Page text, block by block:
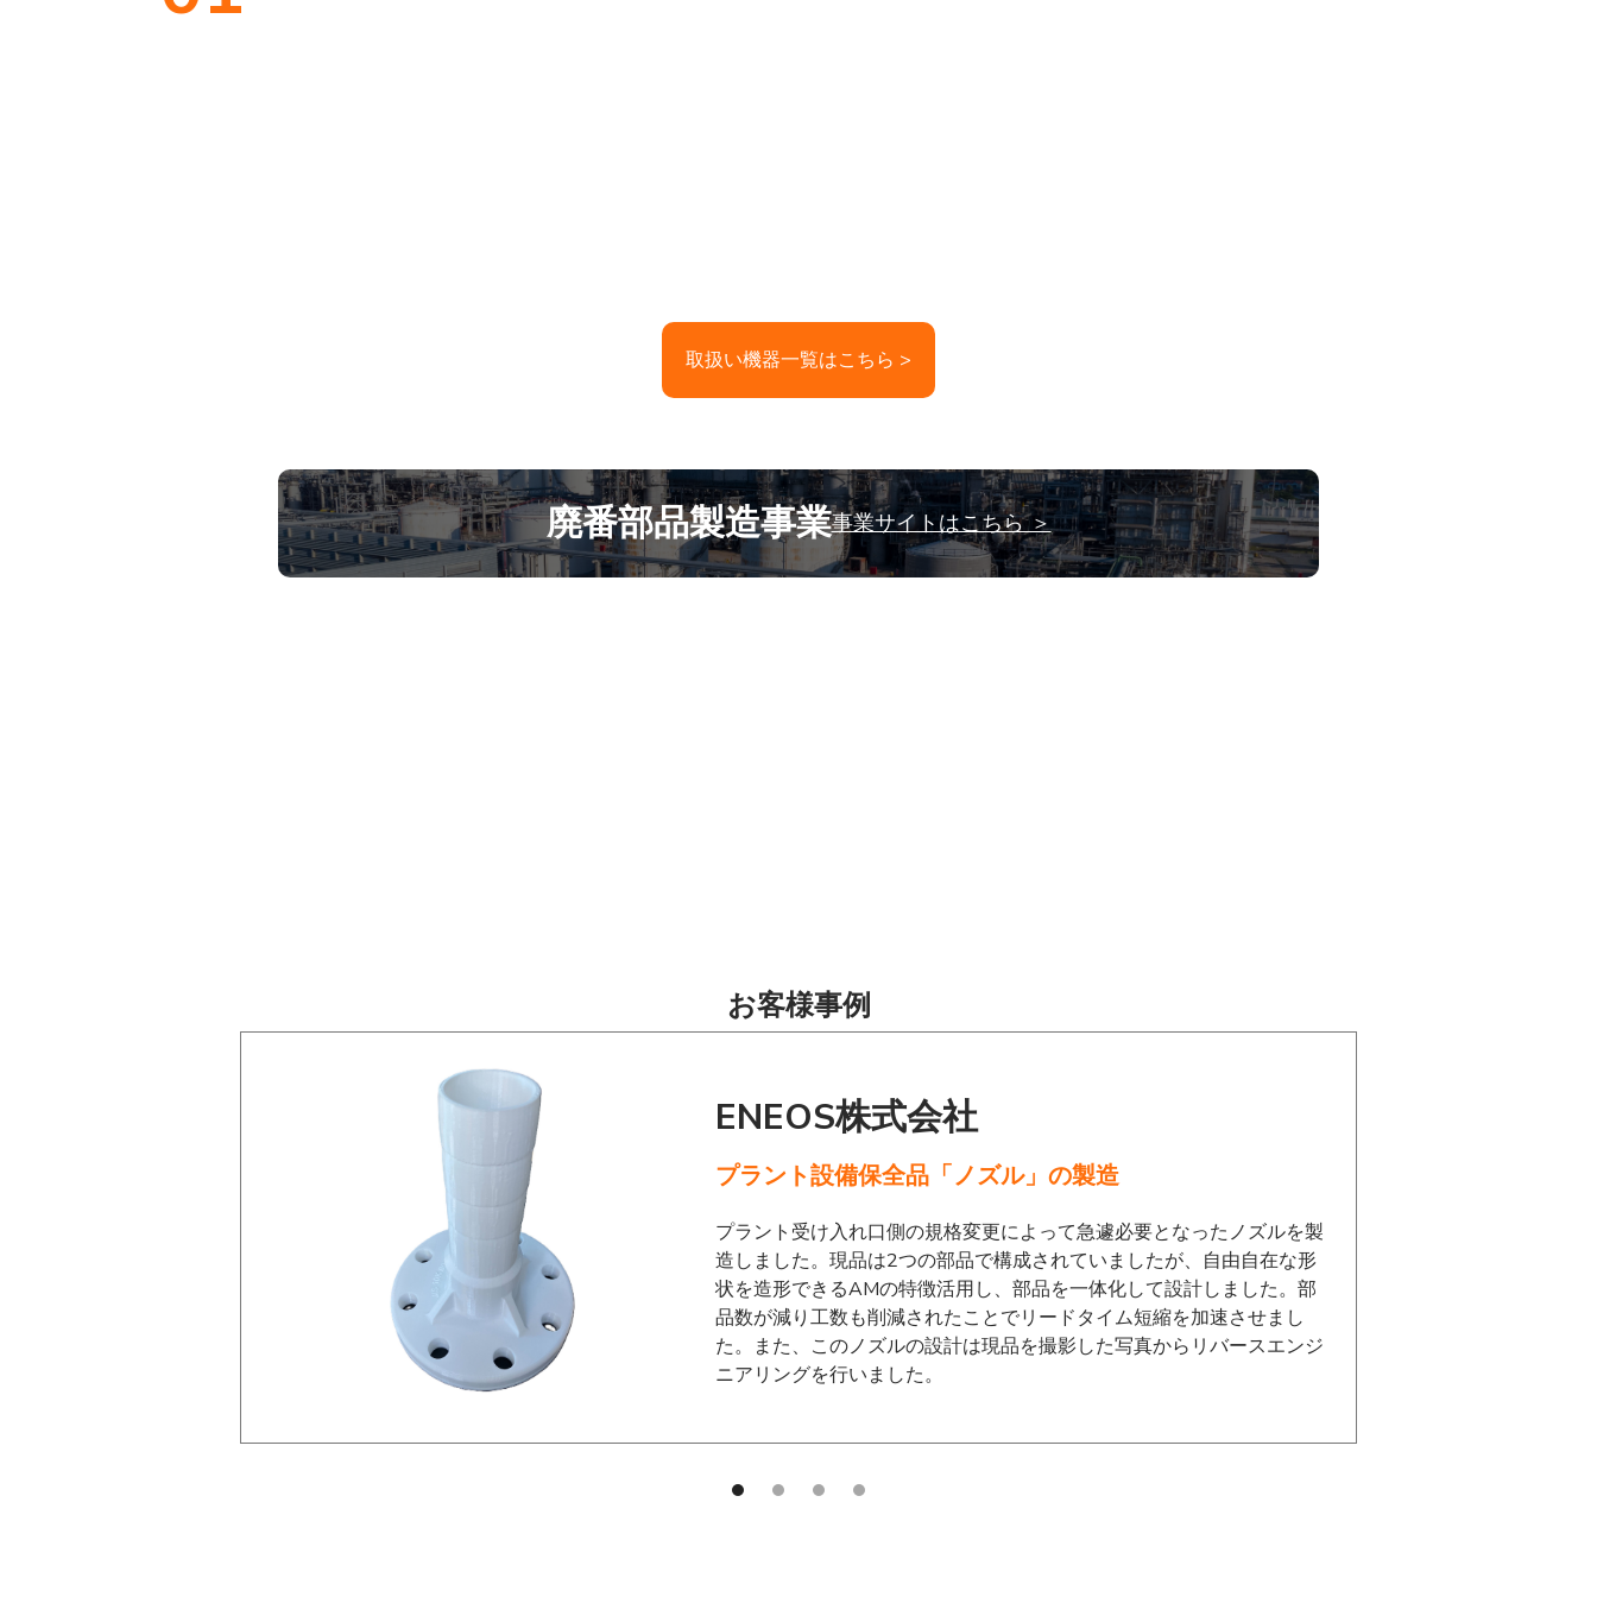
取扱い機器一覧はこちら >
廃番部品製造事業事業サイトはこちら ＞
お客様事例
ENEOS株式会社
プラント設備保全品「ノズル」の製造
プラント受け入れ口側の規格変更によって急遽必要となったノズルを製
造しました。現品は2つの部品で構成されていましたが、自由自在な形
状を造形できるAMの特徴活用し、部品を一体化して設計しました。部
品数が減り工数も削減されたことでリードタイム短縮を加速させまし
た。また、このノズルの設計は現品を撮影した写真からリバースエンジ
ニアリングを行いました。